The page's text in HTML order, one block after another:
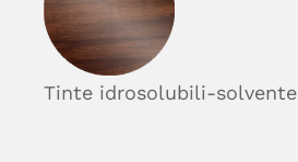
Tinte idrosolubili-solvente